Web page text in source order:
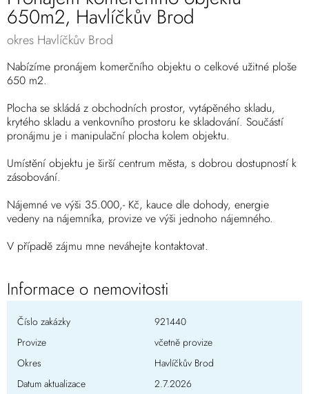
650m2, Havlíčkův Brod
okres Havlíčkův Brod
Nabízíme pronájem komerčního objektu o celkové užitné ploše
650 m2.
Plocha se skládá z obchodních prostor, vytápěného skladu,
krytého skladu a venkovního prostoru ke skladování. Součástí
pronájmu je i manipulační plocha kolem objektu.
Umístění objektu je širší centrum města, s dobrou dostupností k
zásobování.
Nájemné ve výši 35.000,- Kč, kauce dle dohody, energie
vedeny na nájemníka, provize ve výši jednoho nájemného.
V případě zájmu mne neváhejte kontaktovat.
Informace o nemovitosti
Číslo zakázky
921440
Provize
včetně provize
Okres
Havlíčkův Brod
Datum aktualizace
2.7.2026